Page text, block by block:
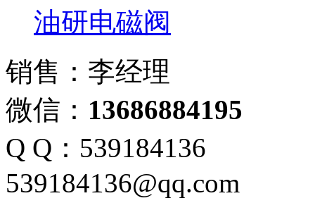
油研电磁阀
销售：李经理
微信： 13686884195
Q Q：539184136
539184136@qq.com